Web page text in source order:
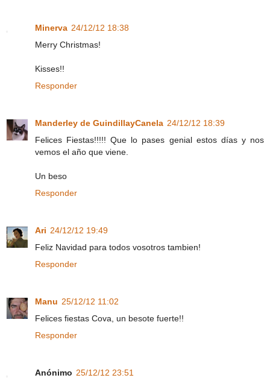
Minerva 24/12/12 18:38
Merry Christmas!
Kisses!!
Responder
Manderley de GuindillayCanela 24/12/12 18:39
Felices Fiestas!!!!! Que lo pases genial estos días y nos
vemos el año que viene.
Un beso
Responder
Ari 24/12/12 19:49
Feliz Navidad para todos vosotros tambien!
Responder
Manu 25/12/12 11:02
Felices fiestas Cova, un besote fuerte!!
Responder
Anónimo 25/12/12 23:51